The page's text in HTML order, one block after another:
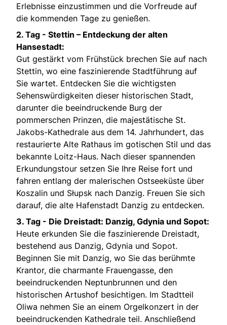
Erlebnisse einzustimmen und die Vorfreude auf
die kommenden Tage zu genießen.
2. Tag - Stettin – Entdeckung der alten
Hansestadt:
Gut gestärkt vom Frühstück brechen Sie auf nach
Stettin, wo eine faszinierende Stadtführung auf
Sie wartet. Entdecken Sie die wichtigsten
Sehenswürdigkeiten dieser historischen Stadt,
darunter die beeindruckende Burg der
pommerschen Prinzen, die majestätische St.
Jakobs-Kathedrale aus dem 14. Jahrhundert, das
restaurierte Alte Rathaus im gotischen Stil und das
bekannte Loitz-Haus. Nach dieser spannenden
Erkundungstour setzen Sie Ihre Reise fort und
fahren entlang der malerischen Ostseeküste über
Koszalin und Słupsk nach Danzig. Freuen Sie sich
darauf, die alte Hafenstadt Danzig zu entdecken.
3. Tag - Die Dreistadt: Danzig, Gdynia und Sopot:
Heute erkunden Sie die faszinierende Dreistadt,
bestehend aus Danzig, Gdynia und Sopot.
Beginnen Sie mit Danzig, wo Sie das berühmte
Krantor, die charmante Frauengasse, den
beeindruckenden Neptunbrunnen und den
historischen Artushof besichtigen. Im Stadtteil
Oliwa nehmen Sie an einem Orgelkonzert in der
beeindruckenden Kathedrale teil. Anschließend